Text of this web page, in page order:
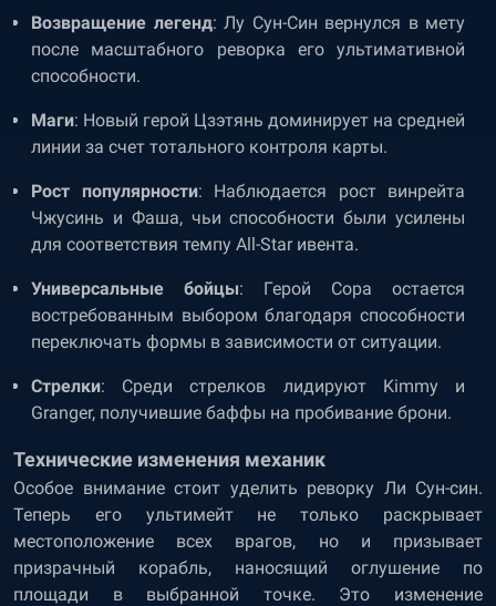
Возвращение легенд: Лу Сун-Син вернулся в мету
после масштабного реворка его ультимативной
способности.
Маги: Новый герой Цзэтянь доминирует на средней
линии за счет тотального контроля карты.
Рост популярности: Наблюдается рост винрейта
Чжусинь и Фаша, чьи способности были усилены
для соответствия темпу All-Star ивента.
Универсальные бойцы: Герой Сора остается
востребованным выбором благодаря способности
переключать формы в зависимости от ситуации.
Стрелки: Среди стрелков лидируют Kimmy и
Granger, получившие баффы на пробивание брони.
Технические изменения механик
Особое внимание стоит уделить реворку Ли Сун-син.
Теперь его ультимейт не только раскрывает
местоположение всех врагов, но и призывает
призрачный корабль, наносящий оглушение по
площади в выбранной точке. Это изменение